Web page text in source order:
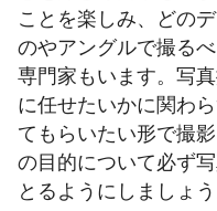
ことを楽しみ、どの
のやアングルで撮る
専門家もいます。写
に任せたいかに関わ
てもらいたい形で撮
の目的について必ず
とるようにしましょう